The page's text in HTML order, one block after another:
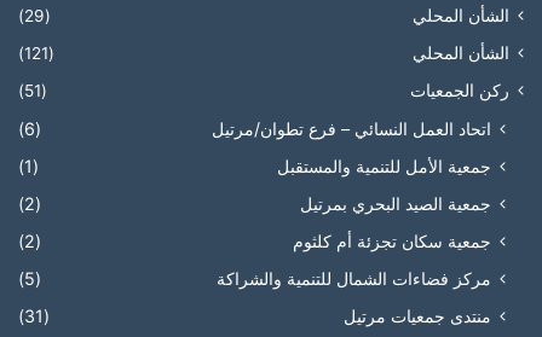
الشأن المحلي
(29)
الشأن المحلي
(121)
ركن الجمعيات
(51)
اتحاد العمل النسائي – فرع تطوان/مرتيل
(6)
جمعية الأمل للتنمية والمستقبل
(1)
جمعية الصيد البحري بمرتيل
(2)
جمعية سكان تجزئة أم كلثوم
(2)
مركز فضاءات الشمال للتنمية والشراكة
(5)
منتدى جمعيات مرتيل
(31)